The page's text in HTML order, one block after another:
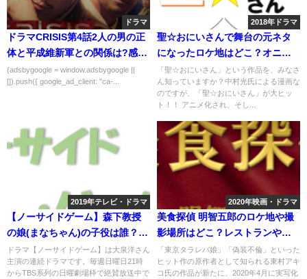
ドラマ
ドラマCRISIS第4話2人の男の正
体と平成維新軍との関係は?感想
や考察も
(adsbygoogle = window.adsbygoogle ||
[]).push({ google_ad_client: "ca-...
2018年ドラマ
聖☆おにいさんで舞台の元ネタ
になったロケ地はどこ？オニ公
園や神社など
「聖☆おにいさん」という作品を、みなさ
ん知っていますか？中村光氏による漫画な
のですが、「聖☆おにいさん」が大ヒッ
ト！！ アニメ化され、そし...
2019年テレビ・ドラマ
【ノーサイドゲーム】森下教授
の娘(まなちゃん)の子役は誰？名
前や年齢は？
ドラマ【ノーサイドゲーム】は大泉洋さん
主演の連続ドラマです。毎週日曜日21時
からTBS系列の日曜劇場枠で絶賛放送中で
2020年映画・ドラマ
美食探偵 明智五郎のロケ地や撮
影場所はどこ？レストランやお
台場など
「東京タラレバ娘」「偽装不倫」といった
ヒット作の原作者として知られる東村アキ
コ氏の作品が新たに、2020年4月に実写化